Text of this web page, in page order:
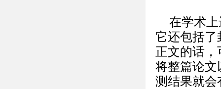
在学术
它还包括
正文的话
将整篇论文
测结果就